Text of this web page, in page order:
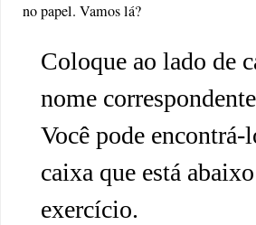
no papel. Vamos lá?
Coloque ao lado de
nome
Você pode encontrá-
caixa que está
exercício.